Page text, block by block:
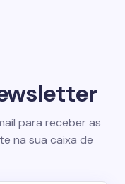
para receber as
na sua caixa de